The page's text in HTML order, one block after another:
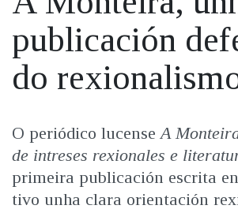
IDENTIDADE
MARCIAL DEL
CASA-MUSEO
BAZÁN
FIGURAS
HISTORIA
60 ANOS DLG
Facebook
TwitterYoutubeInstagram
Bluesky
publicación
do
06/06/2022
O periódico lucenseA
de intreses rexionales e
primeira publicación escrita
tivo unha clara orientación